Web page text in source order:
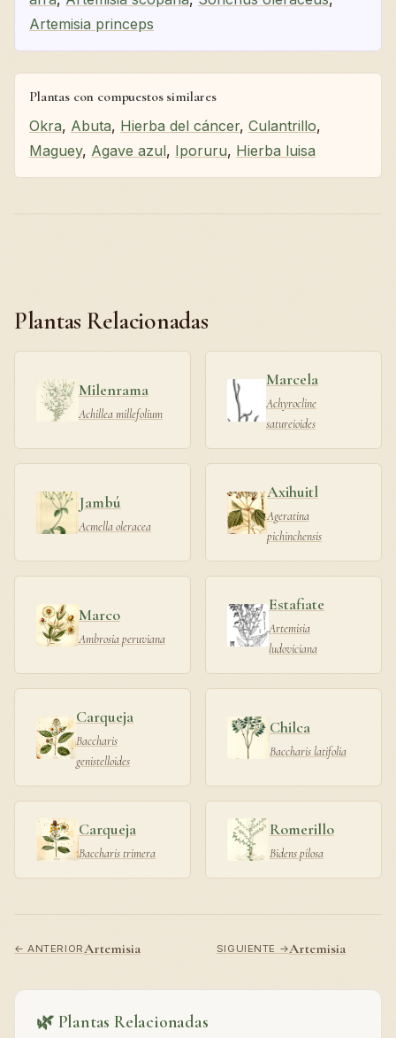
Artemisia princeps
Plantas con compuestos similares
Okra, Abuta, Hierba del cáncer, Culantrillo,
Maguey, Agave azul, Iporuru, Hierba luisa
Plantas Relacionadas
Milenrama
Achillea millefolium
Marcela
Achyrocline
satureioides
Jambú
Acmella oleracea
Axihuitl
Ageratina
pichinchensis
Marco
Ambrosia peruviana
Estafiate
Artemisia
ludoviciana
Carqueja
Baccharis
genistelloides
Chilca
Baccharis latifolia
Carqueja
Baccharis trimera
Romerillo
Bidens pilosa
← ANTERIORArtemisia SIGUIENTE →Artemisia
🌿 Plantas Relacionadas